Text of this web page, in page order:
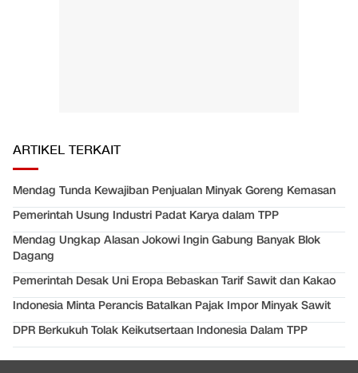
ARTIKEL TERKAIT
Mendag Tunda Kewajiban Penjualan Minyak Goreng Kemasan
Pemerintah Usung Industri Padat Karya dalam TPP
Mendag Ungkap Alasan Jokowi Ingin Gabung Banyak Blok
Dagang
Pemerintah Desak Uni Eropa Bebaskan Tarif Sawit dan Kakao
Indonesia Minta Perancis Batalkan Pajak Impor Minyak Sawit
DPR Berkukuh Tolak Keikutsertaan Indonesia Dalam TPP